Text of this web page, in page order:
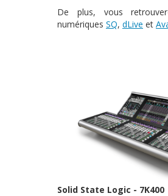
De plus, vous
numériques SQ, dLive et
Solid State Logic - 7K400